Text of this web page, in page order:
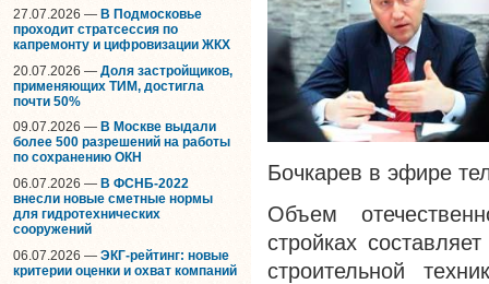
27.07.2026 — В Подмосковье
проходит стратсессия по
капремонту и цифровизации ЖКХ
20.07.2026 — Доля застройщиков,
применяющих ТИМ, достигла
почти 50%
09.07.2026 — В Москве выдали
более 500 разрешений на работы
по сохранению ОКН
06.07.2026 — В ФСНБ-2022
внесли новые сметные нормы
для гидротехнических
сооружений
06.07.2026 — ЭКГ-рейтинг: новые
критерии оценки и охват компаний
Бочкарев в эфире
Объем
стройках
строительной